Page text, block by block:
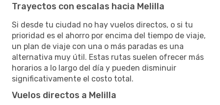
Trayectos con escalas hacia Melilla
Si desde tu ciudad no hay vuelos directos, o si tu
prioridad es el ahorro por encima del tiempo de viaje,
un plan de viaje con una o más paradas es una
alternativa muy útil. Estas rutas suelen ofrecer más
horarios a lo largo del día y pueden disminuir
significativamente el costo total.
Vuelos directos a Melilla